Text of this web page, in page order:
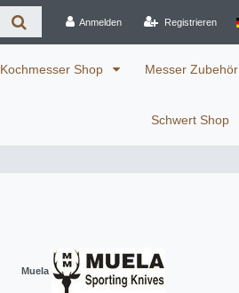
Anmelden Registrieren
Kochmesser Shop Messer Zubehör
Schwert Shop
Muela